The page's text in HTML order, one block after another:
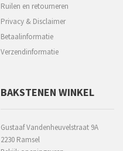
Ruilen en retourneren
Privacy & Disclaimer
Betaalinformatie
Verzendinformatie
BAKSTENEN WINKEL
Gustaaf Vandenheuvelstraat 9A
2230 Ramsel